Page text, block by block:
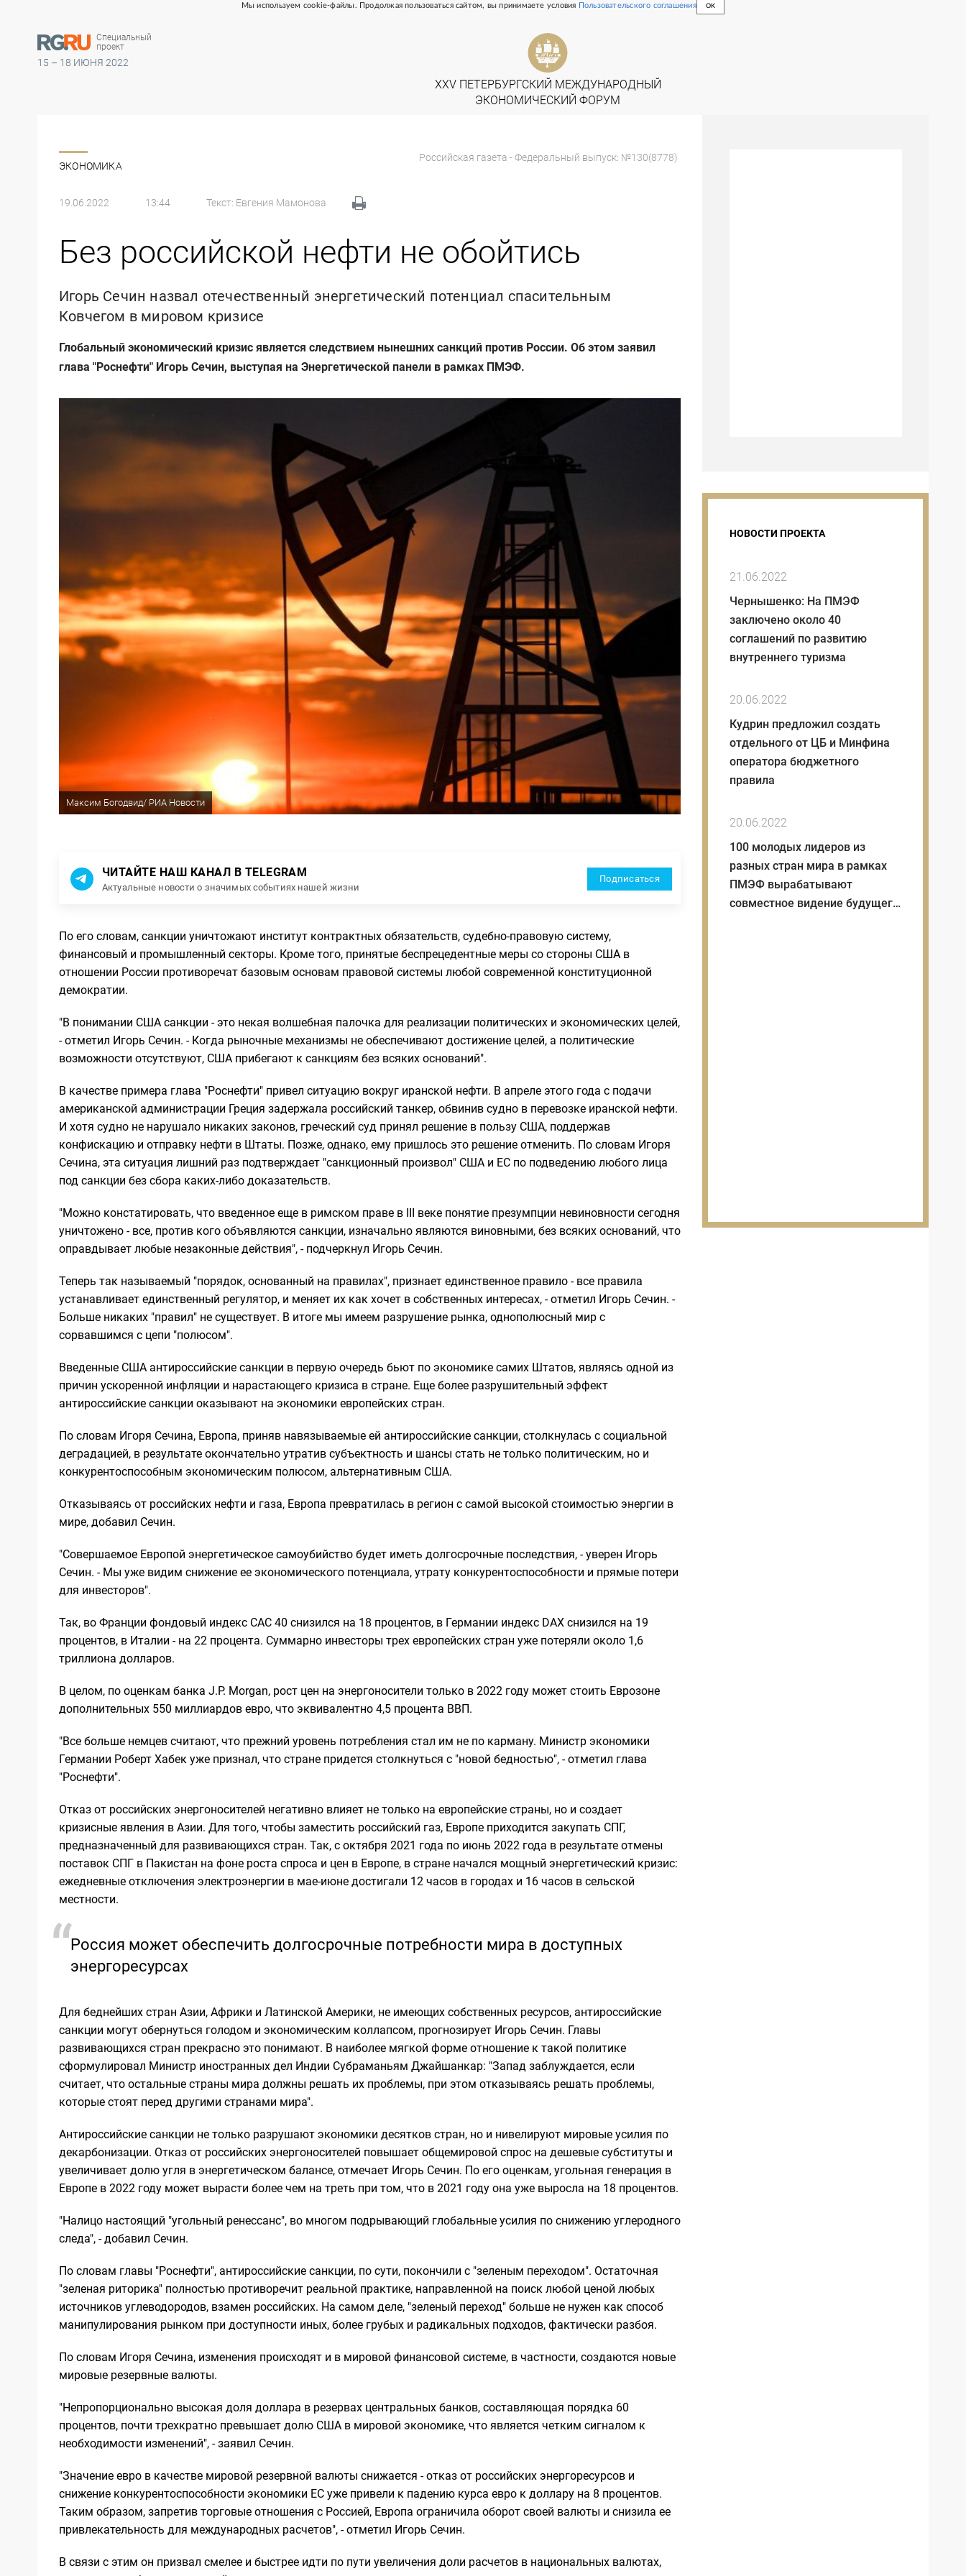
Мы используем cookie-файлы. Продолжая пользоваться сайтом, вы принимаете условия Пользовательского соглашения OK
Специальный
проект
15 – 18 ИЮНЯ 2022
ЭКОНОМИКА
Российская газета - Федеральный выпуск: №130(8778)
19.06.2022 13:44 Текст: Евгения Мамонова
Без российской нефти не обойтись
Игорь Сечин назвал отечественный энергетический потенциал спасительным
Ковчегом в мировом кризисе
Глобальный экономический кризис является следствием нынешних санкций против России. Об этом заявил
глава "Роснефти" Игорь Сечин, выступая на Энергетической панели в рамках ПМЭФ.
Максим Богодвид/ РИА Новости
ЧИТАЙТЕ НАШ КАНАЛ В TELEGRAM
Актуальные новости о значимых событиях нашей жизни
Подписаться
По его словам, санкции уничтожают институт контрактных обязательств, судебно-правовую систему,
финансовый и промышленный секторы. Кроме того, принятые беспрецедентные меры со стороны США в
отношении России противоречат базовым основам правовой системы любой современной конституционной
демократии.
"В понимании США санкции - это некая волшебная палочка для реализации политических и экономических целей,
- отметил Игорь Сечин. - Когда рыночные механизмы не обеспечивают достижение целей, а политические
возможности отсутствуют, США прибегают к санкциям без всяких оснований".
В качестве примера глава "Роснефти" привел ситуацию вокруг иранской нефти. В апреле этого года с подачи
американской администрации Греция задержала российский танкер, обвинив судно в перевозке иранской нефти.
И хотя судно не нарушало никаких законов, греческий суд принял решение в пользу США, поддержав
конфискацию и отправку нефти в Штаты. Позже, однако, ему пришлось это решение отменить. По словам Игоря
Сечина, эта ситуация лишний раз подтверждает "санкционный произвол" США и ЕС по подведению любого лица
под санкции без сбора каких-либо доказательств.
"Можно констатировать, что введенное еще в римском праве в III веке понятие презумпции невиновности сегодня
уничтожено - все, против кого объявляются санкции, изначально являются виновными, без всяких оснований, что
оправдывает любые незаконные действия", - подчеркнул Игорь Сечин.
Теперь так называемый "порядок, основанный на правилах", признает единственное правило - все правила
устанавливает единственный регулятор, и меняет их как хочет в собственных интересах, - отметил Игорь Сечин. -
Больше никаких "правил" не существует. В итоге мы имеем разрушение рынка, однополюсный мир с
сорвавшимся с цепи "полюсом".
Введенные США антироссийские санкции в первую очередь бьют по экономике самих Штатов, являясь одной из
причин ускоренной инфляции и нарастающего кризиса в стране. Еще более разрушительный эффект
антироссийские санкции оказывают на экономики европейских стран.
По словам Игоря Сечина, Европа, приняв навязываемые ей антироссийские санкции, столкнулась с социальной
деградацией, в результате окончательно утратив субъектность и шансы стать не только политическим, но и
конкурентоспособным экономическим полюсом, альтернативным США.
Отказываясь от российских нефти и газа, Европа превратилась в регион с самой высокой стоимостью энергии в
мире, добавил Сечин.
"Совершаемое Европой энергетическое самоубийство будет иметь долгосрочные последствия, - уверен Игорь
Сечин. - Мы уже видим снижение ее экономического потенциала, утрату конкурентоспособности и прямые потери
для инвесторов".
Так, во Франции фондовый индекс CAC 40 снизился на 18 процентов, в Германии индекс DAX снизился на 19
процентов, в Италии - на 22 процента. Суммарно инвесторы трех европейских стран уже потеряли около 1,6
триллиона долларов.
В целом, по оценкам банка J.P. Morgan, рост цен на энергоносители только в 2022 году может стоить Еврозоне
дополнительных 550 миллиардов евро, что эквивалентно 4,5 процента ВВП.
"Все больше немцев считают, что прежний уровень потребления стал им не по карману. Министр экономики
Германии Роберт Хабек уже признал, что стране придется столкнуться с "новой бедностью", - отметил глава
"Роснефти".
Отказ от российских энергоносителей негативно влияет не только на европейские страны, но и создает
кризисные явления в Азии. Для того, чтобы заместить российский газ, Европе приходится закупать СПГ,
предназначенный для развивающихся стран. Так, с октября 2021 года по июнь 2022 года в результате отмены
поставок СПГ в Пакистан на фоне роста спроса и цен в Европе, в стране начался мощный энергетический кризис:
ежедневные отключения электроэнергии в мае-июне достигали 12 часов в городах и 16 часов в сельской
местности.
Россия может обеспечить долгосрочные потребности мира в доступных
энергоресурсах
Для беднейших стран Азии, Африки и Латинской Америки, не имеющих собственных ресурсов, антироссийские
санкции могут обернуться голодом и экономическим коллапсом, прогнозирует Игорь Сечин. Главы
развивающихся стран прекрасно это понимают. В наиболее мягкой форме отношение к такой политике
сформулировал Министр иностранных дел Индии Субраманьям Джайшанкар: "Запад заблуждается, если
считает, что остальные страны мира должны решать их проблемы, при этом отказываясь решать проблемы,
которые стоят перед другими странами мира".
Антироссийские санкции не только разрушают экономики десятков стран, но и нивелируют мировые усилия по
декарбонизации. Отказ от российских энергоносителей повышает общемировой спрос на дешевые субституты и
увеличивает долю угля в энергетическом балансе, отмечает Игорь Сечин. По его оценкам, угольная генерация в
Европе в 2022 году может вырасти более чем на треть при том, что в 2021 году она уже выросла на 18 процентов.
"Налицо настоящий "угольный ренессанс", во многом подрывающий глобальные усилия по снижению углеродного
следа", - добавил Сечин.
По словам главы "Роснефти", антироссийские санкции, по сути, покончили с "зеленым переходом". Остаточная
"зеленая риторика" полностью противоречит реальной практике, направленной на поиск любой ценой любых
источников углеводородов, взамен российских. На самом деле, "зеленый переход" больше не нужен как способ
манипулирования рынком при доступности иных, более грубых и радикальных подходов, фактически разбоя.
По словам Игоря Сечина, изменения происходят и в мировой финансовой системе, в частности, создаются новые
мировые резервные валюты.
"Непропорционально высокая доля доллара в резервах центральных банков, составляющая порядка 60
процентов, почти трехкратно превышает долю США в мировой экономике, что является четким сигналом к
необходимости изменений", - заявил Сечин.
"Значение евро в качестве мировой резервной валюты снижается - отказ от российских энергоресурсов и
снижение конкурентоспособности экономики ЕС уже привели к падению курса евро к доллару на 8 процентов.
Таким образом, запретив торговые отношения с Россией, Европа ограничила оборот своей валюты и снизила ее
привлекательность для международных расчетов", - отметил Игорь Сечин.
В связи с этим он призвал смелее и быстрее идти по пути увеличения доли расчетов в национальных валютах,
НОВОСТИ ПРОЕКТА
Чернышенко: На ПМЭФ
заключено около 40
соглашений по развитию
внутреннего туризма
21.06.2022
Кудрин предложил создать
отдельного от ЦБ и Минфина
оператора бюджетного
правила
20.06.2022
100 молодых лидеров из
разных стран мира в рамках
ПМЭФ вырабатывают
совместное видение будущего
20.06.2022